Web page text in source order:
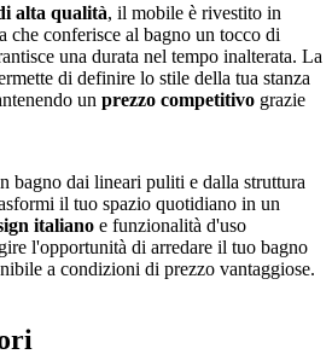
alta qualità, il mobile è rivestito in
che conferisce al bagno un tocco di
una durata nel tempo inalterata. La
di definire lo stile della tua stanza
un prezzo competitivo grazie
bagno dai lineari puliti e dalla struttura
il tuo spazio quotidiano in un
italiano e funzionalità d'uso
l'opportunità di arredare il tuo bagno
a condizioni di prezzo vantaggiose.